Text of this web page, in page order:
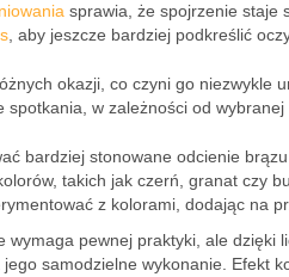
sprawia, że spojrzenie staje
, aby jeszcze bardziej podkreślić
okazji, co czyni go niezwykle
w zależności od wybranej
bardziej stonowane odcienie brązu
takich jak czerń, granat czy
z kolorami, dodając na
wymaga pewnej praktyki, ale dzięki
samodzielne wykonanie. Efekt